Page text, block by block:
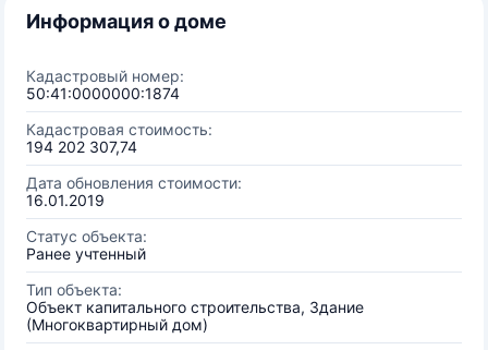
Информация о доме
Кадастровый номер:
50:41:0000000:1874
Кадастровая стоимость:
194 202 307,74
Дата обновления стоимости:
16.01.2019
Статус объекта:
Ранее учтенный
Тип объекта:
Объект капитального строительства, Здание
(Многоквартирный дом)